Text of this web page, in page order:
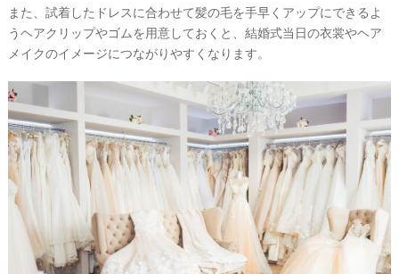
また、試着したドレスに合わせて髪の毛を手早くアップにできるよ
うヘアクリップやゴムを用意しておくと、結婚式当日の衣裳やヘア
メイクのイメージにつながりやすくなります。